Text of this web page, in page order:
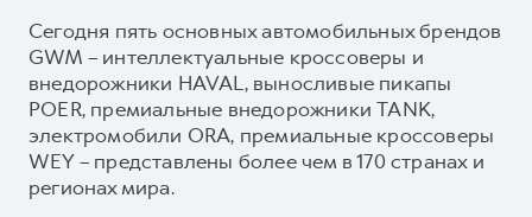
Сегодня пять основных автомобильных брендов
GWM – интеллектуальные кроссоверы и
внедорожники HAVAL, выносливые пикапы
POER, премиальные внедорожники TANK,
электромобили ORA, премиальные кроссоверы
WEY – представлены более чем в 170 странах и
регионах мира.